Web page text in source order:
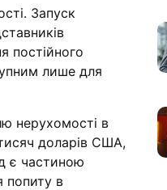
Запуск
постійного
лише для
нерухомості в
доларів США,
є частиною
попиту в